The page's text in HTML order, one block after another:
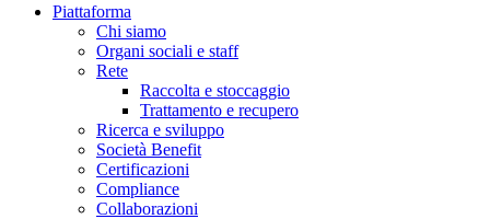
Piattaforma
Chi siamo
Organi sociali e staff
Rete
Raccolta e stoccaggio
Trattamento e recupero
Ricerca e sviluppo
Società Benefit
Certificazioni
Compliance
Collaborazioni